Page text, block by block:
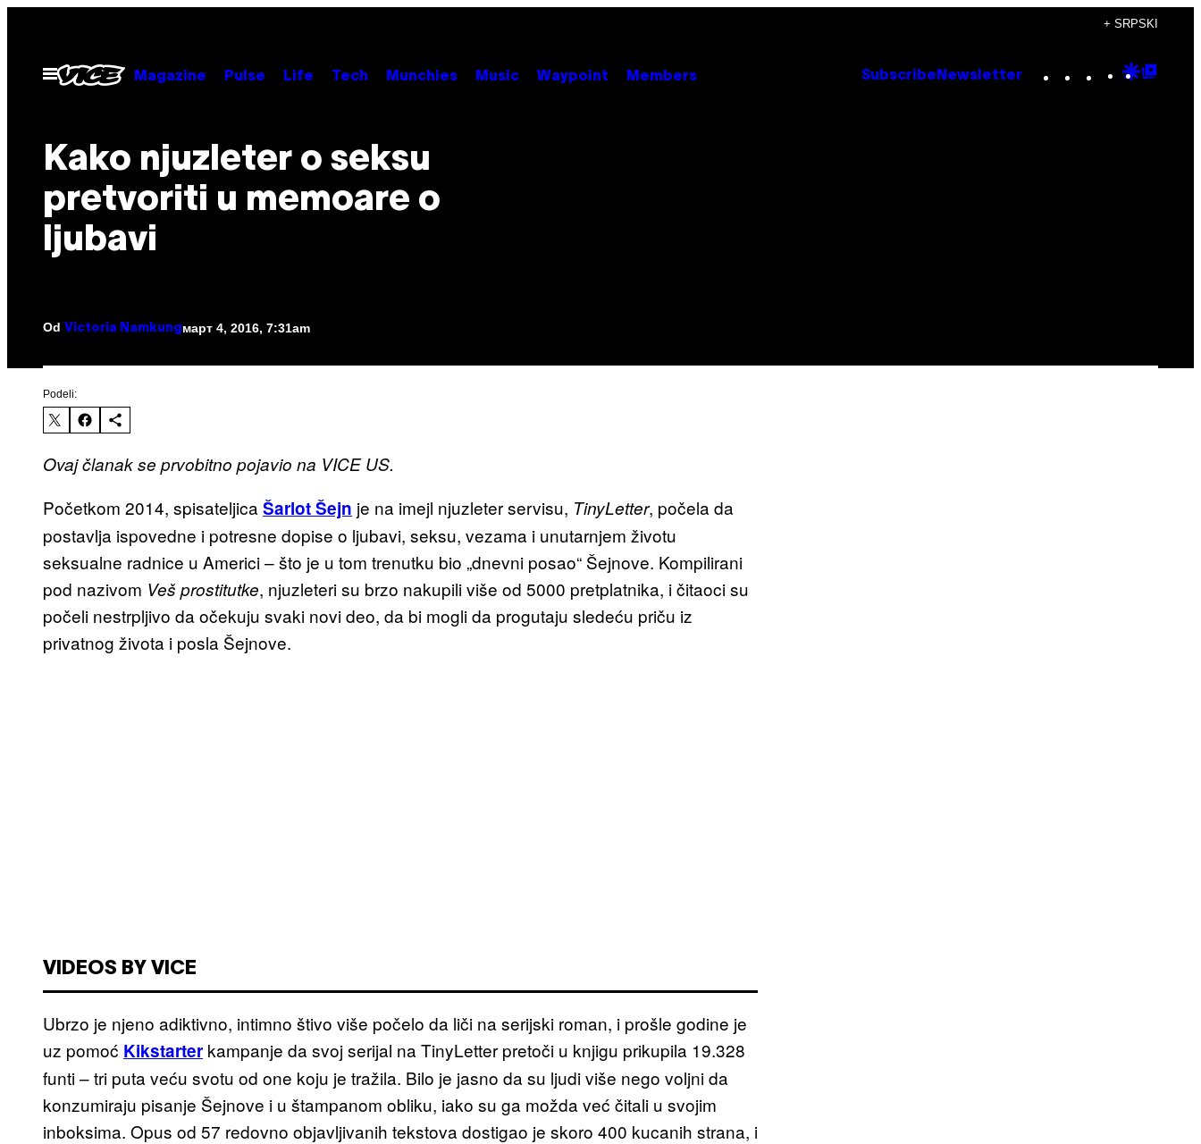
садржај
+ SRPSKI
Otvori
Meni
Magazine Pulse Life Tech Munchies Music Waypoint Members Subscribe Newsletter Instagram
TikTok
YouTube
Google
Kako njuzleter o seksu
pretvoriti u memoare o
ljubavi
Od Victoria Namkung март 4, 2016, 7:31am
Podeli:
Ovaj članak se prvobitno pojavio na VICE US.
Početkom 2014, spisateljica Šarlot Šejn je na imejl njuzleter servisu, TinyLetter, počela da
postavlja ispovedne i potresne dopise o ljubavi, seksu, vezama i unutarnjem životu
seksualne radnice u Americi – što je u tom trenutku bio „dnevni posao“ Šejnove. Kompilirani
pod nazivom Veš prostitutke, njuzleteri su brzo nakupili više od 5000 pretplatnika, i čitaoci su
počeli nestrpljivo da očekuju svaki novi deo, da bi mogli da progutaju sledeću priču iz
privatnog života i posla Šejnove.
VIDEOS BY VICE
Ubrzo je njeno adiktivno, intimno štivo više počelo da liči na serijski roman, i prošle godine je
uz pomoć Kikstarter kampanje da svoj serijal na TinyLetter pretoči u knjigu prikupila 19.328
funti – tri puta veću svotu od one koju je tražila. Bilo je jasno da su ljudi više nego voljni da
konzumiraju pisanje Šejnove i u štampanom obliku, iako su ga možda već čitali u svojim
inboksima. Opus od 57 redovno objavljivanih tekstova dostigao je skoro 400 kucanih strana, i